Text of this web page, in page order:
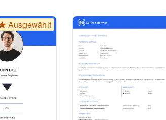
Ausgewählt